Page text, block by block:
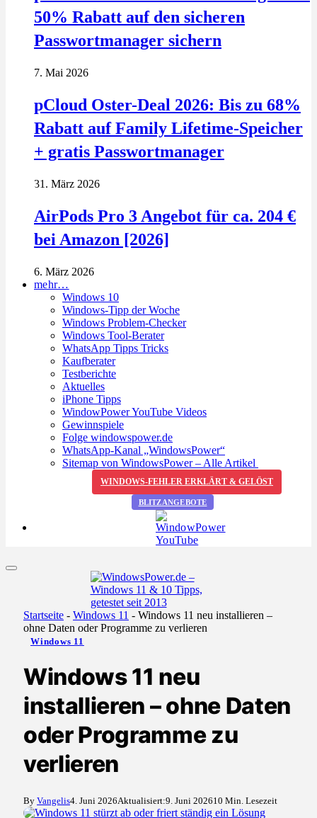
50% Rabatt auf den sicheren
Passwortmanager sichern
7. Mai 2026
pCloud Oster-Deal 2026: Bis zu 68%
Rabatt auf Family Lifetime-Speicher
+ gratis Passwortmanager
31. März 2026
AirPods Pro 3 Angebot für ca. 204 €
bei Amazon [2026]
6. März 2026
mehr…
Windows 10
Windows-Tipp der Woche
Windows Problem-Checker
Windows Tool-Berater
WhatsApp Tipps Tricks
Kaufberater
Testberichte
Aktuelles
iPhone Tipps
WindowPower YouTube Videos
Gewinnspiele
Folge windowspower.de
WhatsApp-Kanal „WindowsPower“
Sitemap von WindowsPower – Alle Artikel
WINDOWS-FEHLER ERKLÄRT & GELÖST
BLITZANGEBOTE
Startseite - Windows 11 - Windows 11 neu installieren –
ohne Daten oder Programme zu verlieren
Windows 11
Windows 11 neu
installieren – ohne Daten
oder Programme zu
verlieren
By Vangelis4. Juni 2026Aktualisiert:9. Juni 202610 Min. Lesezeit